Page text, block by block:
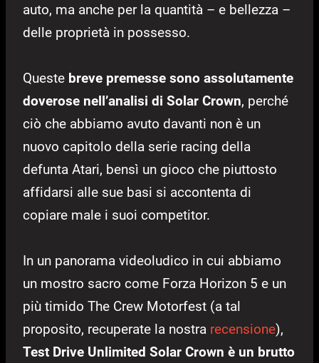
auto, ma anche per la quantità – e bellezza –
delle proprietà in possesso.
Queste breve premesse sono assolutamente
doverose nell’analisi di Solar Crown, perché
ciò che abbiamo avuto davanti non è un
nuovo capitolo della serie racing della
defunta Atari, bensì un gioco che piuttosto
affidarsi alle sue basi si accontenta di
copiare male i suoi competitor.
In un panorama videoludico in cui abbiamo
un mostro sacro come Forza Horizon 5 e un
più timido The Crew Motorfest (a tal
proposito, recuperate la nostra recensione),
Test Drive Unlimited Solar Crown è un brutto